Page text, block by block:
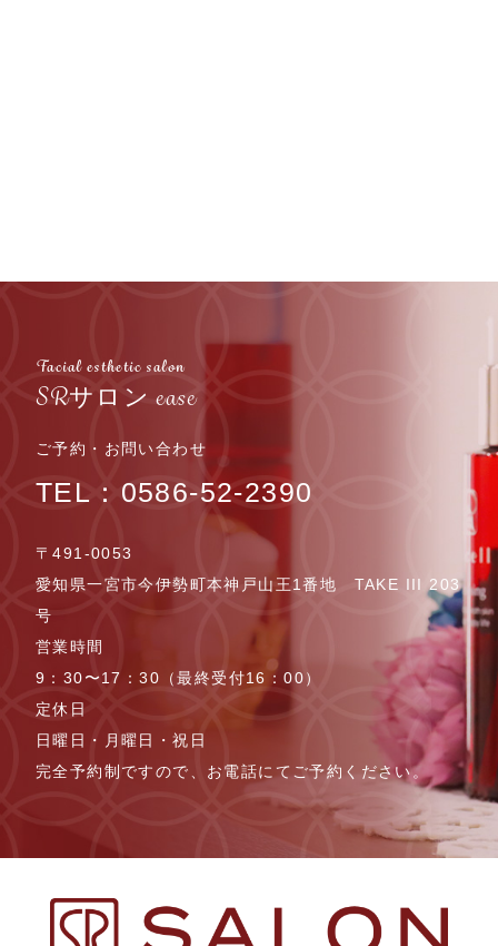
Facial esthetic salon
SRサロン ease
ご予約・お問い合わせ
TEL：0586-52-2390
〒491-0053
愛知県一宮市今伊勢町本神戸山王1番地 TAKE III 203
号
営業時間
9：30〜17：30（最終受付16：00）
定休日
日曜日・月曜日・祝日
完全予約制ですので、お電話にてご予約ください。